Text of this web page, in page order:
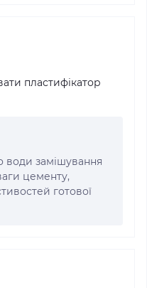
пластифікатор
води замішування
цементу,
готової